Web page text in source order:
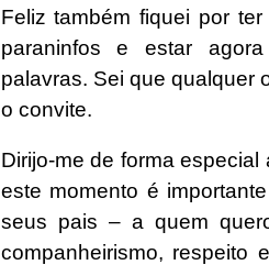
Feliz também fiquei por
paraninfos e estar
palavras. Sei que qualquer
o convite.
Dirijo-me de forma
este momento é
seus pais – a quem
companheirismo,